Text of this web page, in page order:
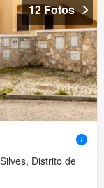
12 Fotos
Distrito de